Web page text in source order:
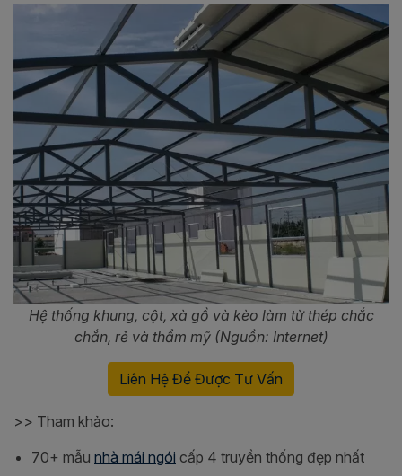
Hệ thống khung, cột, xà gồ và kèo làm từ thép chắc
chắn, rẻ và thẩm mỹ (Nguồn: Internet)
Liên Hệ Để Được Tư Vấn
>> Tham khảo:
70+ mẫu nhà mái ngói cấp 4 truyền thống đẹp nhất